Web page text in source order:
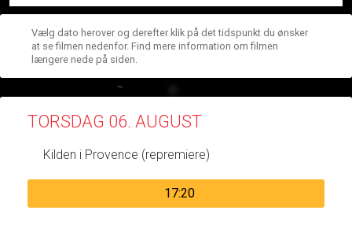
Vælg dato herover og derefter klik på det tidspunkt du ønsker
at se filmen nedenfor. Find mere information om filmen
længere nede på siden.
TORSDAG 06. AUGUST
Kilden i Provence (repremiere)
17:20